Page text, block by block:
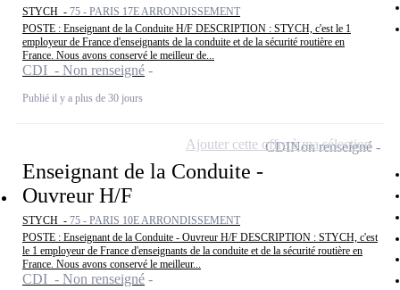
STYCH - 75 - PARIS 17E ARRONDISSEMENT
POSTE : Enseignant de la Conduite H/F DESCRIPTION : STYCH, c'est le 1
employeur de France d'enseignants de la conduite et de la sécurité routière en
France. Nous avons conservé le meilleur de...
CDI - Non renseigné
Publié il y a plus de 30 jours
Enseignant de la Conduite -
Ouvreur H/F
STYCH - 75 - PARIS 10E ARRONDISSEMENT
POSTE : Enseignant de la Conduite - Ouvreur H/F DESCRIPTION : STYCH, c'est
le 1 employeur de France d'enseignants de la conduite et de la sécurité routière en
France. Nous avons conservé le meilleur...
CDI - Non renseigné
CDINon renseigné
Ajouter cette offre à ma sélection